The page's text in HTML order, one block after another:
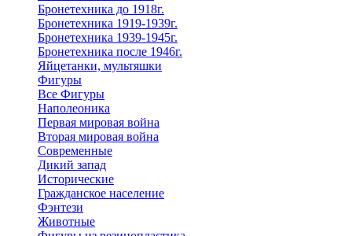
Бронетехника до 1918г.
Бронетехника 1919-1939г.
Бронетехника 1939-1945г.
Бронетехника после 1946г.
Яйцетанки, мультяшки
Фигуры
Все Фигуры
Наполеоника
Первая мировая война
Вторая мировая война
Современные
Дикий запад
Исторические
Гражданское население
Фэнтези
Животные